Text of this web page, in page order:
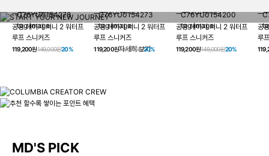
헤이지 져니 New 컬러 UP TO 20% OFF
자세히 보기
공용 헤이지 져니 2 워터프
루프 스니커즈
119,200원149,000원20%
공용 헤이지 져니 2 워터프
루프 스니커즈
119,200원149,000원20%
공용 헤이지 져니 2 워터프
루프 스니커즈
119,200원149,000원20%
공
루
MD'S PICK